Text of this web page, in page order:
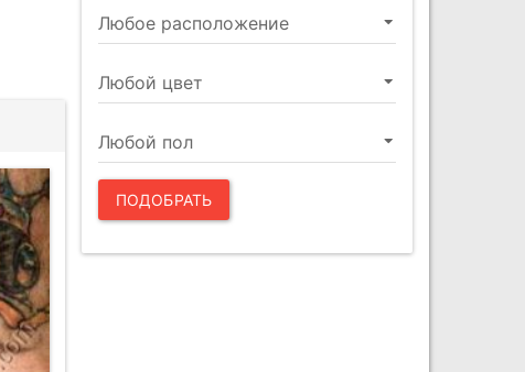
ПОДОБРАТЬ